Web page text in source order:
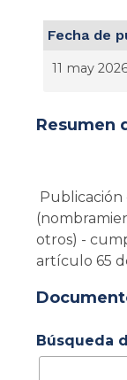
Fecha de
11 may
Resumen
Publicación
otros) -
artículo 65
Búsqueda